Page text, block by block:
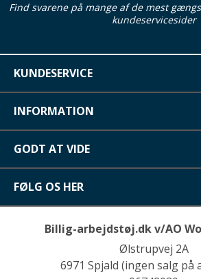
Find svarene på mange af de mest
kundeservicesider
KUNDESERVICE
INFORMATION
GODT AT VIDE
FØLG OS HER
Billig-arbejdstøj.dk v/AO
Ølstrupvej 2A
6971 Spjald (ingen salg på